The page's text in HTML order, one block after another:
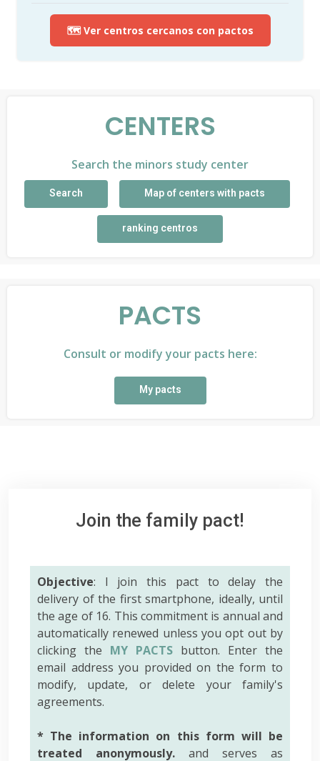
🗺️ Ver centros cercanos con pactos
CENTERS
Search the minors study center
Search Map of centers with pacts
ranking centros
PACTS
Consult or modify your pacts here:
My pacts
Join the family pact!
Objective: I join this pact to delay the
delivery of the first smartphone, ideally, until
the age of 16. This commitment is annual and
automatically renewed unless you opt out by
clicking the MY PACTS button. Enter the
email address you provided on the form to
modify, update, or delete your family's
agreements.
* The information on this form will be
treated anonymously. and serves as